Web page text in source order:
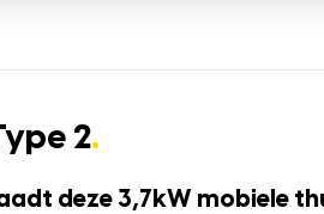
2.
deze 3,7kW mobiele